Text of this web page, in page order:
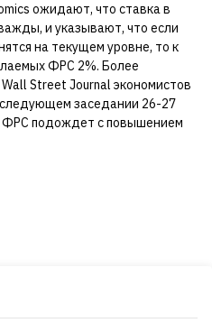
ожидают, что ставка в
и указывают, что если
на текущем уровне, то к
ФРС 2%. Более
Street Journal экономистов
заседании 26-27
ФРС подождет с повышением